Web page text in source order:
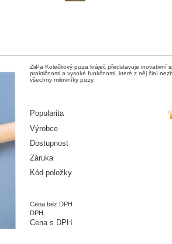
ZiiPa Kolečkový pizza kráječ představuje inovativní
praktičnosti a vysoké funkčnosti, které z něj činí
všechny milovníky pizzy.
Popularita
Výrobce
Dostupnost
Záruka
Kód položky
Cena bez DPH
DPH
Cena s DPH